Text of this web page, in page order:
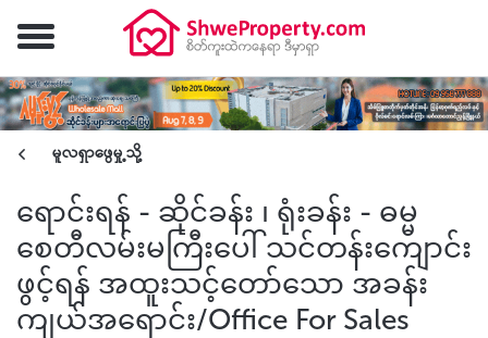
ရောင်းရန် - ဆိုင်ခန်း ၊ ရုံးခန်း - ဓမ္မ
စေတီလမ်းမကြီးပေါ် သင်တန်းကျောင်း
ဖွင့်ရန် အထူးသင့်တော်သော အခန်း
ကျယ်အရောင်း/Office For Sales
မူလရှာဖွေမှု့သို့